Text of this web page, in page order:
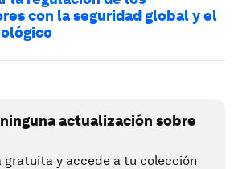
con la seguridad global y el
actualización sobre
gratuita y accede a tu colección